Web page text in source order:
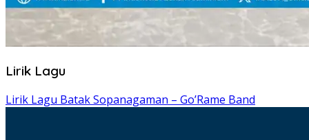
Lirik Lagu
Lirik Lagu Batak Sopanagaman – Go’Rame Band